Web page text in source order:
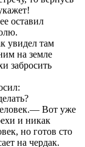
оставил
увидел там
на земле
забросить
Вот уже
и никак
но готов сто
на чердак.